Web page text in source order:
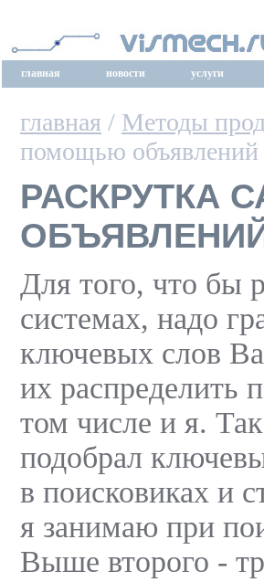
главная новости услуги
главная / Методы
помощью объявлений
РАСКРУТКА
Для того, что бы
системах, надо
ключевых слов
их распределить
том числе и я.
подобрал
в поисковиках и
я занимаю при
Выше второго -